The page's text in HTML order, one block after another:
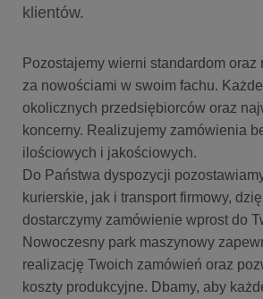
klientów.
Pozostajemy wierni standardom
za nowościami w swoim fachu.
okolicznych przedsiębiorców oraz
koncerny. Realizujemy zamówienia
ilościowych i jakościowych.
Do Państwa dyspozycji
kurierskie, jak i transport firmowy,
dostarczymy zamówienie wprost do
Nowoczesny park maszynowy
realizację Twoich zamówień oraz
koszty produkcyjne. Dbamy, aby